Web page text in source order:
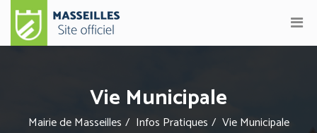
Vie Municipale
Mairie de Masseilles Infos Pratiques Vie Municipale